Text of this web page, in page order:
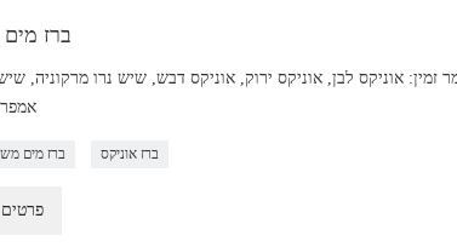
ברז מים
זמין: אוניקס לבן, אוניקס ירוק, אוניקס דבש, שיש נרו מרקוניה,
אמפרדור
ברז מים ברז אוניקס
פרטים